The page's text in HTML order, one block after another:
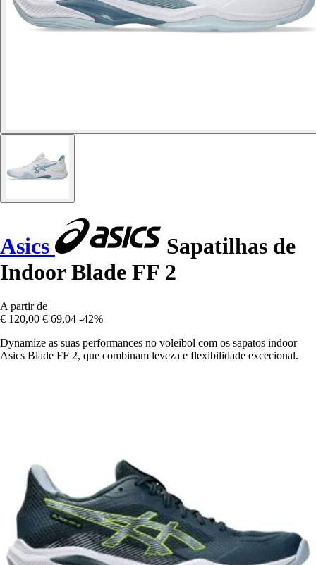
Asics
Sapatilhas de
Indoor Blade FF 2
A partir de
€ 120,00 € 69,04 -42%
Dynamize as suas performances no voleibol com os sapatos indoor
Asics Blade FF 2, que combinam leveza e flexibilidade excecional.